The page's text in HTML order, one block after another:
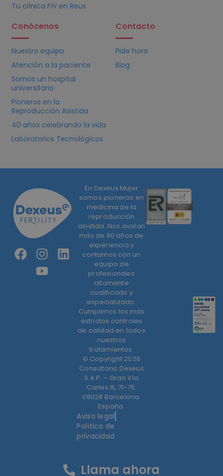
Tu clínica FIVen Reus
Conócenos
Nuestro equipo
Atención a la paciente
Somos un hospital
universitario
Pioneros en la
Reproducción Asistida
40 años celebrando la vida
Laboratorios Tecnológicos
Contacto
Pide hora
Blog
En Dexeus Mujer
somos pioneros en
medicina de la
reproducción
asistida. Nos avalan
más de 80 años de
experiencia y
contamos con un
equipo de
profesionales
altamente
cualificado y
especializado.
Cumplimos los más
estrictos controles
de calidad en todos
nuestros
tratamientos.
© Copyright 2026
Consultorio Dexeus
S.A.P. – Gran Vía
Carles III, 71-75.
08028 Barcelona.
España.
Aviso legal
Política de
privacidad
Llama ahora